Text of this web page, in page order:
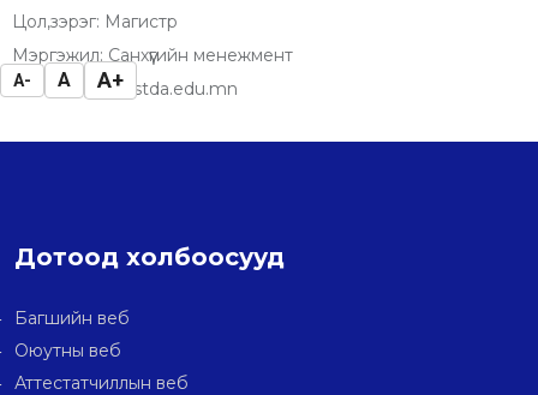
Цол,зэрэг: Магистр
Мэргэжил: Санхүүгийн менежмент
И-мэйл: gan@stda.edu.mn
A- A A+
Дотоод холбоосууд
Багшийн веб
Оюутны веб
Аттестатчиллын веб